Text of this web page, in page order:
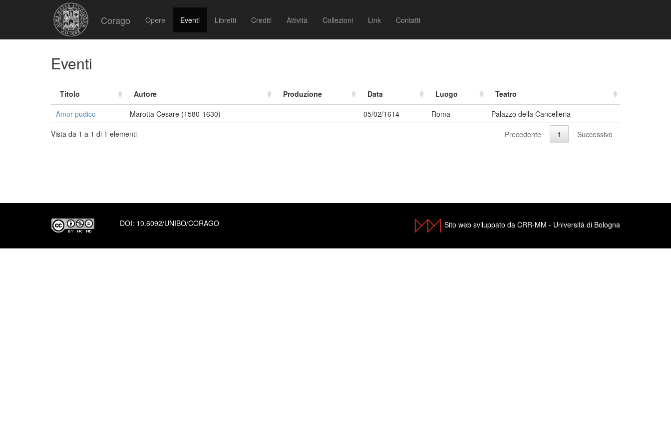
Corago Opere Eventi Libretti Crediti Attività Collezioni Link Contatti
Eventi
Titolo Autore Produzione Data Luogo
Teatro
Amor pudico
Marotta Cesare (1580-1630) -- 05/02/1614 Roma
Palazzo della Cancelleria
Vista da 1 a 1 di 1 elementi
Precedente 1 Successivo
DOI: 10.6092/UNIBO/CORAGO Sito web sviluppato da CRR-MM - Università di Bologna